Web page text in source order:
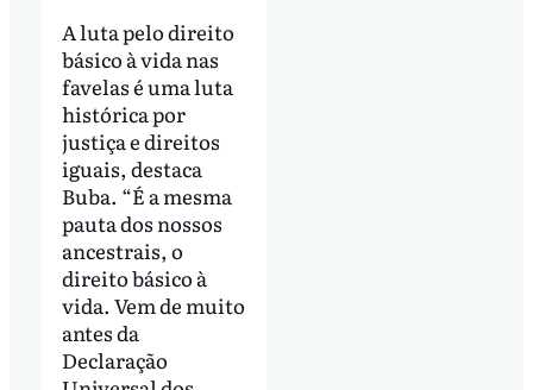
A luta pelo direito
básico à vida nas
favelas é uma luta
histórica por
justiça e direitos
iguais, destaca
Buba. “É a mesma
pauta dos nossos
ancestrais, o
direito básico à
vida. Vem de muito
antes da
Declaração